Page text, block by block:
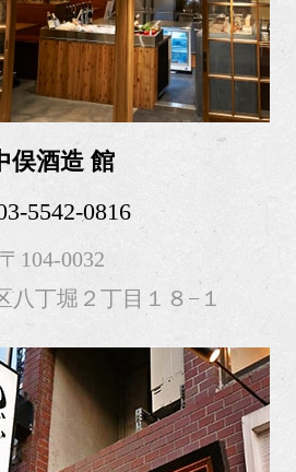
俣酒造 館
5542-0816
〒104-0032
八丁堀２丁目１８−１